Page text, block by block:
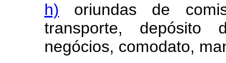
h) oriundas de
transporte, depósito
negócios, comodato,